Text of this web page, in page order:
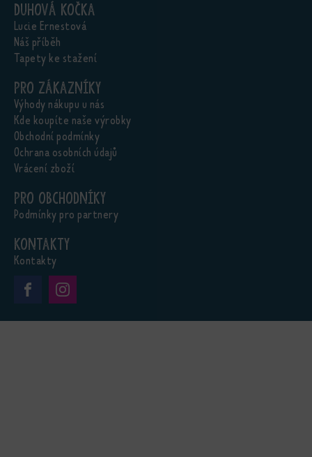
Duhová kočka
Lucie Ernestová
Náš příběh
Tapety ke stažení
Pro zákazníky
Výhody nákupu u nás
Kde koupíte naše výrobky
Obchodní podmínky
Ochrana osobních údajů
Vrácení zboží
Pro obchodníky
Podmínky pro partnery
Kontakty
Kontakty